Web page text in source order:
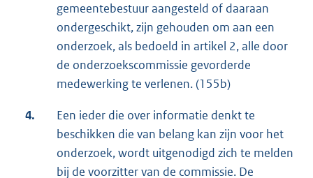
gemeentebestuur aangesteld of daaraan
ondergeschikt, zijn gehouden om aan een
onderzoek, als bedoeld in artikel 2, alle door
de onderzoekscommissie gevorderde
medewerking te verlenen. (155b)
4.
Een ieder die over informatie denkt te
beschikken die van belang kan zijn voor het
onderzoek, wordt uitgenodigd zich te melden
bij de voorzitter van de commissie. De